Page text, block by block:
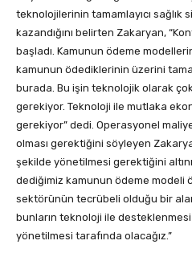
teknolojilerinin tamamlayıcı sağlık
kazandığını belirten Zakaryan,
başladı. Kamunun ödeme
kamunun ödediklerinin üzerini
burada. Bu işin teknolojik olarak
gerekiyor. Teknoloji ile mutlaka
gerekiyor” dedi. Operasyonel
olması gerektiğini söyleyen
şekilde yönetilmesi gerektiğini
dediğimiz kamunun ödeme modeli
sektörünün tecrübeli olduğu bir
bunların teknoloji ile desteklenmesi
yönetilmesi tarafında olacağız.”